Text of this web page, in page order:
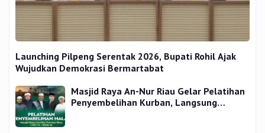
Launching Pilpeng Serentak 2026, Bupati Rohil Ajak
Wujudkan Demokrasi Bermartabat
Masjid Raya An-Nur Riau Gelar Pelatihan
Penyembelihan Kurban, Langsung